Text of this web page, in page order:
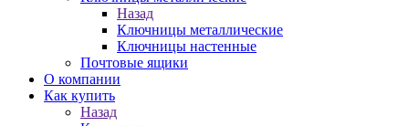
Назад
Ключницы металлические
Ключницы настенные
Почтовые ящики
О компании
Как купить
Назад